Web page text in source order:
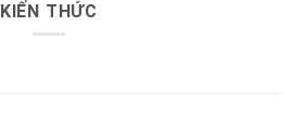
KIẾN THỨC